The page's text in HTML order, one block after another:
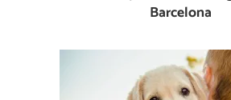
Barcelona